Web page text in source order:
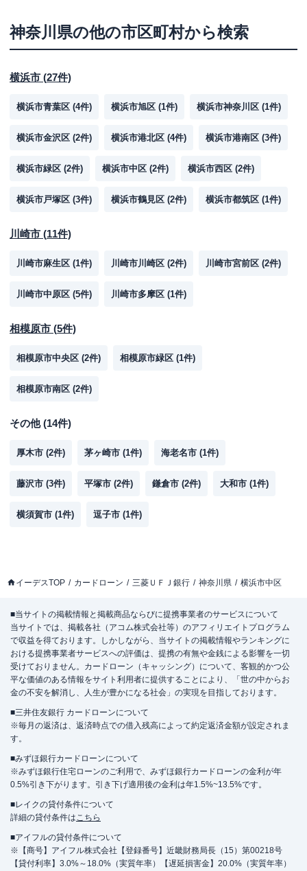
神奈川県の他の市区町村から検索
横浜市 (27件)
横浜市青葉区 (4件) 横浜市旭区 (1件) 横浜市神奈川区 (1件)
横浜市金沢区 (2件) 横浜市港北区 (4件) 横浜市港南区 (3件)
横浜市緑区 (2件) 横浜市中区 (2件) 横浜市西区 (2件)
横浜市戸塚区 (3件) 横浜市鶴見区 (2件) 横浜市都筑区 (1件)
川崎市 (11件)
川崎市麻生区 (1件) 川崎市川崎区 (2件) 川崎市宮前区 (2件)
川崎市中原区 (5件) 川崎市多摩区 (1件)
相模原市 (5件)
相模原市中央区 (2件) 相模原市緑区 (1件)
相模原市南区 (2件)
その他(14件)
厚木市 (2件) 茅ヶ崎市 (1件) 海老名市 (1件)
藤沢市 (3件) 平塚市 (2件) 鎌倉市 (2件) 大和市 (1件)
横須賀市 (1件) 逗子市 (1件)
イーデスTOP カードローン 三菱ＵＦＪ銀行 神奈川県 横浜市中区
■当サイトの掲載情報と掲載商品ならびに提携事業者のサービスについて
当サイトでは、掲載各社（アコム株式会社等）のアフィリエイトプログラム
で収益を得ております。しかしながら、当サイトの掲載情報やランキングに
おける提携事業者サービスへの評価は、提携の有無や金銭による影響を一切
受けておりません。カードローン（キャッシング）について、客観的かつ公
平な価値のある情報をサイト利用者に提供することにより、「世の中からお
金の不安を解消し、人生が豊かになる社会」の実現を目指しております。
■三井住友銀行 カードローンについて
※毎月の返済は、返済時点での借入残高によって約定返済金額が設定されま
す。
■みずほ銀行カードローンについて
※みずほ銀行住宅ローンのご利用で、みずほ銀行カードローンの金利が年
0.5%引き下がります。引き下げ適用後の金利は年1.5%~13.5%です。
■レイクの貸付条件について
詳細の貸付条件はこちら
■アイフルの貸付条件について
※【商号】アイフル株式会社【登録番号】近畿財務局長（15）第00218号
【貸付利率】3.0%～18.0%（実質年率）【遅延損害金】20.0%（実質年率）